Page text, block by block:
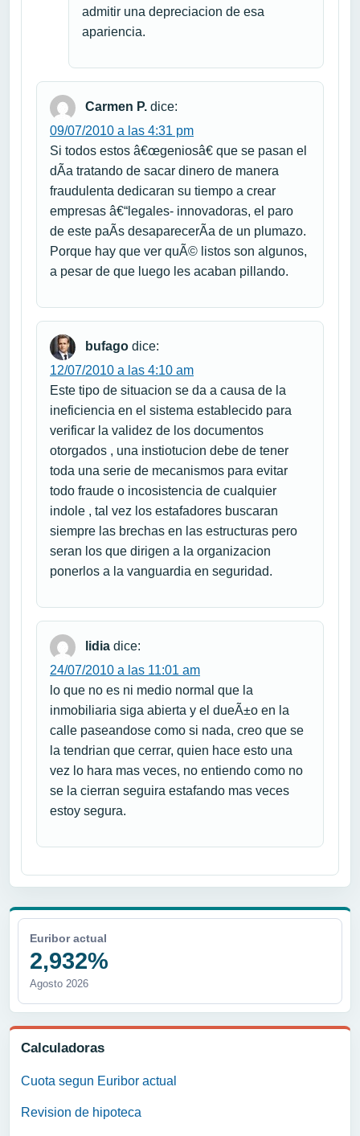
Euribor actual
2,932%
Agosto 2026
Calculadoras
Cuota segun Euribor actual
Revision de hipoteca
admitir una depreciacion de esa
apariencia.
Carmen P. dice:
09/07/2010 a las 4:31 pm
Si todos estos â€œgeniosâ€ que se pasan el
dÃ­a tratando de sacar dinero de manera
fraudulenta dedicaran su tiempo a crear
empresas â€“legales- innovadoras, el paro
de este paÃ­s desaparecerÃ­a de un plumazo.
Porque hay que ver quÃ© listos son algunos,
a pesar de que luego les acaban pillando.
bufago dice:
12/07/2010 a las 4:10 am
Este tipo de situacion se da a causa de la
ineficiencia en el sistema establecido para
verificar la validez de los documentos
otorgados , una instiotucion debe de tener
toda una serie de mecanismos para evitar
todo fraude o incosistencia de cualquier
indole , tal vez los estafadores buscaran
siempre las brechas en las estructuras pero
seran los que dirigen a la organizacion
ponerlos a la vanguardia en seguridad.
lidia dice:
24/07/2010 a las 11:01 am
lo que no es ni medio normal que la
inmobiliaria siga abierta y el dueÃ±o en la
calle paseandose como si nada, creo que se
la tendrian que cerrar, quien hace esto una
vez lo hara mas veces, no entiendo como no
se la cierran seguira estafando mas veces
estoy segura.